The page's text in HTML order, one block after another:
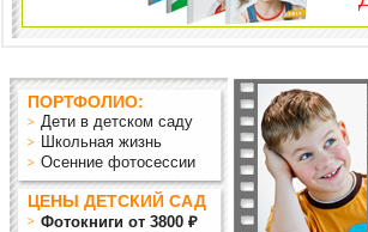
ПОРТФОЛИО:
Дети в детском саду
Школьная жизнь
Осенние фотосессии
ЦЕНЫ ДЕТСКИЙ САД
Фотокниги от 3800 ₽